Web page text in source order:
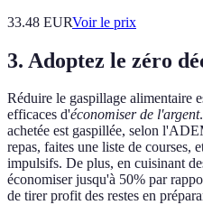
33.48 EURVoir le prix
3. Adoptez le zéro
Réduire le gaspillage alimentaire
efficaces d'économiser de l'argent
achetée est gaspillée, selon
repas, faites une liste de courses,
impulsifs. De plus, en cuisinant
économiser jusqu'à 50% par
de tirer profit des restes en